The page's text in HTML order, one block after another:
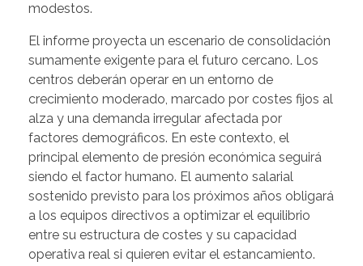
modestos.
El informe proyecta un escenario de consolidación
sumamente exigente para el futuro cercano. Los
centros deberán operar en un entorno de
crecimiento moderado, marcado por costes fijos al
alza y una demanda irregular afectada por
factores demográficos. En este contexto, el
principal elemento de presión económica seguirá
siendo el factor humano. El aumento salarial
sostenido previsto para los próximos años obligará
a los equipos directivos a optimizar el equilibrio
entre su estructura de costes y su capacidad
operativa real si quieren evitar el estancamiento.